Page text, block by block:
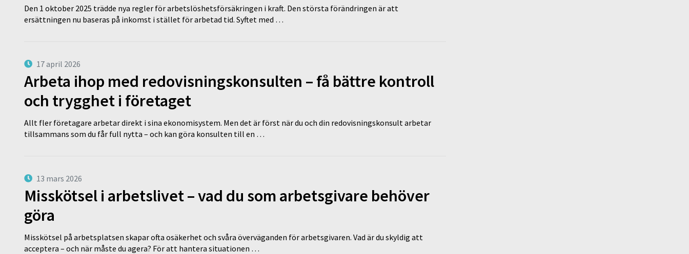
Den 1 oktober 2025 trädde nya regler för arbetslöshetsförsäkringen i kraft. Den största förändringen är att
ersättningen nu baseras på inkomst i stället för arbetad tid. Syftet med …
17 april 2026
Arbeta ihop med redovisningskonsulten – få bättre kontroll
och trygghet i företaget
Allt fler företagare arbetar direkt i sina ekonomisystem. Men det är först när du och din redovisningskonsult arbetar
tillsammans som du får full nytta – och kan göra konsulten till en …
13 mars 2026
Misskötsel i arbetslivet – vad du som arbetsgivare behöver
göra
Misskötsel på arbetsplatsen skapar ofta osäkerhet och svåra överväganden för arbetsgivaren. Vad är du skyldig att
acceptera – och när måste du agera? För att hantera situationen …